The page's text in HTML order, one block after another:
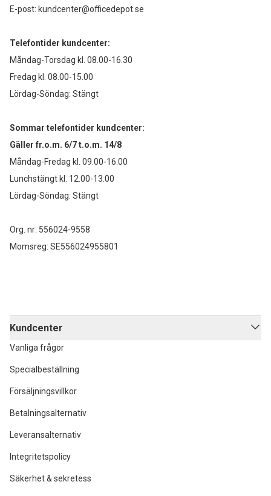
E-post: kundcenter@officedepot.se
Telefontider kundcenter:
Måndag-Torsdag kl. 08.00-16.30
Fredag kl. 08.00-15.00
Lördag-Söndag: Stängt
Sommar telefontider kundcenter:
Gäller fr.o.m. 6/7 t.o.m. 14/8
Måndag-Fredag kl. 09.00-16.00
Lunchstängt kl. 12.00-13.00
Lördag-Söndag: Stängt
Org. nr: 556024-9558
Momsreg: SE556024955801
Kundcenter
Vanliga frågor
Specialbeställning
Försäljningsvillkor
Betalningsalternativ
Leveransalternativ
Integritetspolicy
Säkerhet & sekretess